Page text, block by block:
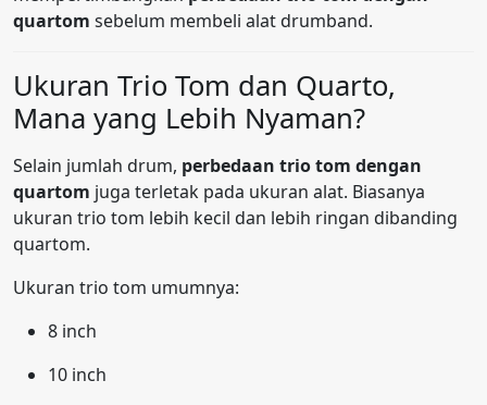
quartom sebelum membeli alat drumband.
Ukuran Trio Tom dan Quarto,
Mana yang Lebih Nyaman?
Selain jumlah drum, perbedaan trio tom dengan
quartom juga terletak pada ukuran alat. Biasanya
ukuran trio tom lebih kecil dan lebih ringan dibanding
quartom.
Ukuran trio tom umumnya:
8 inch
10 inch